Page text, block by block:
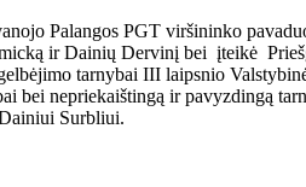
Palangos PGT viršininko
ir Dainių Dervinį bei įteikė
tarnybai III laipsnio
bei nepriekaištingą ir pavyzdingą
Surbliui.